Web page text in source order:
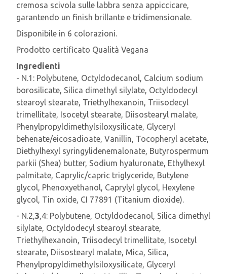
cremosa scivola sulle labbra senza appiccicare,
garantendo un finish brillante e tridimensionale.
Disponibile in 6 colorazioni.
Prodotto certificato Qualità Vegana
Ingredienti
- N.1: Polybutene, Octyldodecanol, Calcium sodium
borosilicate, Silica dimethyl silylate, Octyldodecyl
stearoyl stearate, Triethylhexanoin, Triisodecyl
trimellitate, Isocetyl stearate, Diisostearyl malate,
Phenylpropyldimethylsiloxysilicate, Glyceryl
behenate/eicosadioate, Vanillin, Tocopheryl acetate,
Diethylhexyl syringylidenemalonate, Butyrospermum
parkii (Shea) butter, Sodium hyaluronate, Ethylhexyl
palmitate, Caprylic/capric triglyceride, Butylene
glycol, Phenoxyethanol, Caprylyl glycol, Hexylene
glycol, Tin oxide, CI 77891 (Titanium dioxide).
- N.2,3,4: Polybutene, Octyldodecanol, Silica dimethyl
silylate, Octyldodecyl stearoyl stearate,
Triethylhexanoin, Triisodecyl trimellitate, Isocetyl
stearate, Diisostearyl malate, Mica, Silica,
Phenylpropyldimethylsiloxysilicate, Glyceryl